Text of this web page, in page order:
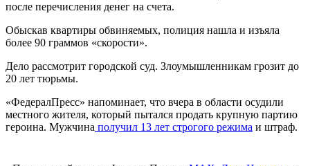
после перечисления денег на счета.
Обыскав квартиры обвиняемых, полиция нашла и изъяла
более 90 граммов «скорости».
Дело рассмотрит городской суд. Злоумышленникам грозит до
20 лет тюрьмы.
«ФедералПресс» напоминает, что вчера в области осудили
местного жителя, который пытался продать крупную партию
героина. Мужчина получил 13 лет строгого режима и штраф.